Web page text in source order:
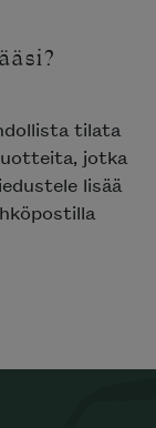
tilata
jotka
lisää